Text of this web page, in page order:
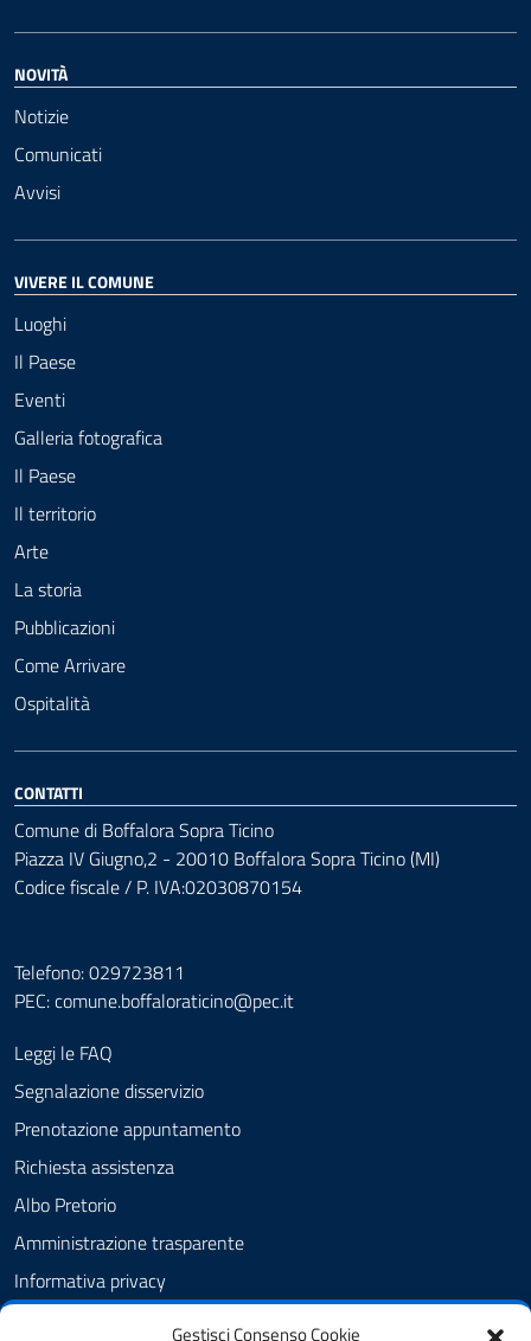
Gestisci Consenso Cookie
NOVITÀ
Notizie
Comunicati
Avvisi
VIVERE IL COMUNE
Luoghi
Il Paese
Eventi
Galleria fotografica
Il Paese
Il territorio
Arte
La storia
Pubblicazioni
Come Arrivare
Ospitalità
CONTATTI
Comune di Boffalora Sopra Ticino
Piazza IV Giugno,2 - 20010 Boffalora Sopra Ticino (MI)
Codice fiscale / P. IVA:02030870154
Telefono: 029723811
PEC:comune.boffaloraticino@pec.it
Leggi le FAQ
Segnalazione disservizio
Prenotazione appuntamento
Richiesta assistenza
Albo Pretorio
Amministrazione trasparente
Informativa privacy